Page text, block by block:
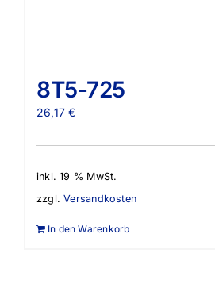
8T5-725
26,17€
inkl. 19 % MwSt.
zzgl.Versandkosten
In den Warenkorb